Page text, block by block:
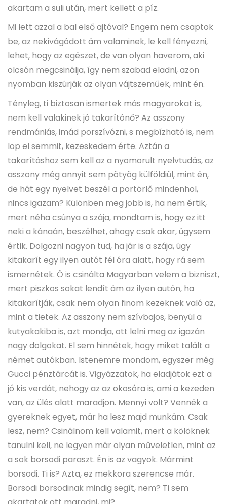
akartam a suli után, mert kellett a píz.
Mi lett azzal a bal első ajtóval? Engem nem csaptok
be, az nekivágódott ám valaminek, le kell fényezni,
lehet, hogy az egészet, de van olyan haverom, aki
olcsón megcsinálja, így nem szabad eladni, azon
nyomban kiszúrják az olyan vájtszeműek, mint én.
Tényleg, ti biztosan ismertek más magyarokat is,
nem kell valakinek jó takarítónő? Az asszony
rendmániás, imád porszívózni, s megbízható is, nem
lop el semmit, kezeskedem érte. Aztán a
takarításhoz sem kell az a nyomorult nyelvtudás, az
asszony még annyit sem pötyög külföldiül, mint én,
de hát egy nyelvet beszél a portörlő mindenhol,
nincs igazam? Különben meg jobb is, ha nem értik,
mert néha csúnya a szája, mondtam is, hogy ez itt
neki a kánaán, beszélhet, ahogy csak akar, úgysem
értik. Dolgozni nagyon tud, ha jár is a szája, úgy
kitakarít egy ilyen autót fél óra alatt, hogy rá sem
ismernétek. Ő is csinálta Magyarban velem a bizniszt,
mert piszkos sokat lendít ám az ilyen autón, ha
kitakarítják, csak nem olyan finom kezeknek való az,
mint a tietek. Az asszony nem szívbajos, benyúl a
kutyakakiba is, azt mondja, ott lelni meg az igazán
nagy dolgokat. El sem hinnétek, hogy miket talált a
német autókban. Istenemre mondom, egyszer még
Gucci pénztárcát is. Vigyázzatok, ha eladjátok ezt a
jó kis verdát, nehogy az az okosóra is, ami a kezeden
van, az ülés alatt maradjon. Mennyi volt? Vennék a
gyereknek egyet, már ha lesz majd munkám. Csak
lesz, nem? Csinálnom kell valamit, mert a kölöknek
tanulni kell, ne legyen már olyan műveletlen, mint az
a sok borsodi paraszt. Én is az vagyok. Mármint
borsodi. Ti is? Azta, ez mekkora szerencse már.
Borsodi borsodinak mindig segít, nem? Ti sem